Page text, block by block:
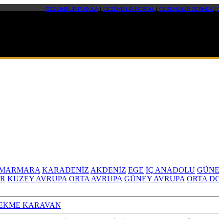
GEZENBİLİR PUSULA| GEZENBİLİR PORTAL| GEZENBİLİR DERNEK|
KARADENİZ AKDENİZ EGE İÇ ANADOLU
KUZEY AVRUPA ORTA AVRUPA GÜNEY AVRUPA ORTA
KARAVAN